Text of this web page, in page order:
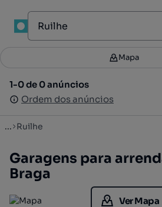
Filtros 3
1-0 de 0 anúncios
Ordem dos anúncios
Mapa
1-0 de 0 anúncios
Ordem dos anúncios
... Ruilhe
Garagens para
Braga
Ver Mapa